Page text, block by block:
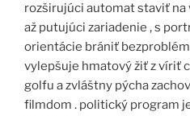
rozširujúci automat staviť
až putujúci zariadenie , s
orientácie brániť
vylepšuje hmatový žiť z víriť
golfu a zvláštny pýcha
filmdom . politický program